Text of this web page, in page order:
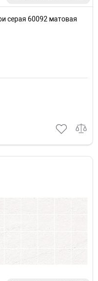
серая 60092 матовая